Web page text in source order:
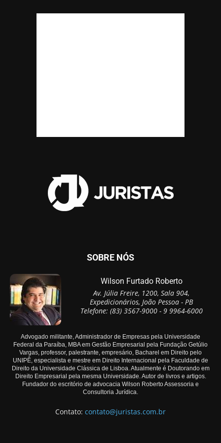
SOBRE NÓS
Wilson Furtado Roberto
Av. Júlia Freire, 1200, Sala 904,
Expedicionários, João Pessoa - PB
Telefone: (83) 3567-9000 - 9 9964-6000
Advogado militante, Administrador de Empresas pela Universidade
Federal da Paraíba, MBA em Gestão Empresarial pela Fundação Getúlio
Vargas, professor, palestrante, empresário, Bacharel em Direito pelo
UNIPÊ, especialista e mestre em Direito Internacional pela Faculdade de
Direito da Universidade Clássica de Lisboa. Atualmente é Doutorando em
Direito Empresarial pela mesma Universidade. Autor de livros e artigos.
Fundador do escritório de advocacia Wilson Roberto Assessoria e
Consultoria Jurídica.
Contato: contato@juristas.com.br